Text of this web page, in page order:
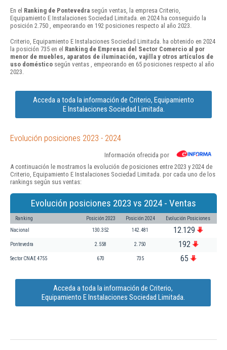
En el Ranking de Pontevedra según ventas, la empresa Criterio,
Equipamiento E Instalaciones Sociedad Limitada. en 2024 ha conseguido la
posición 2.750 , empeorando en 192 posiciones respecto al año 2023.
Criterio, Equipamiento E Instalaciones Sociedad Limitada. ha obtenido en 2024
la posición 735 en el Ranking de Empresas del Sector Comercio al por
menor de muebles, aparatos de iluminación, vajilla y otros artículos de
uso doméstico según ventas , empeorando en 65 posiciones respecto al año
2023.
Acceda a toda la información de Criterio, Equipamiento
E Instalaciones Sociedad Limitada.
Evolución posiciones 2023 - 2024
Información ofrecida por
A continuación le mostramos la evolución de posiciones entre 2023 y 2024 de
Criterio, Equipamiento E Instalaciones Sociedad Limitada. por cada uno de los
rankings según sus ventas:
Evolución posiciones 2023 vs 2024 - Ventas
Ranking Posición 2023 Posición 2024 Evolución Posiciones
Nacional 130.352 142.481 12.129
Pontevedra 2.558 2.750 192
Sector CNAE 4755 670 735 65
Acceda a toda la información de Criterio,
Equipamiento E Instalaciones Sociedad Limitada.